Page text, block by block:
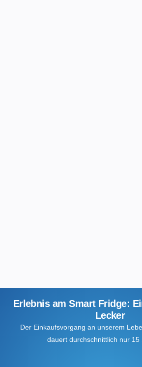
Erlebnis am Smart Fridge:
Lecker
Der Einkaufsvorgang an unserem
dauert durchschnittlich nur 15